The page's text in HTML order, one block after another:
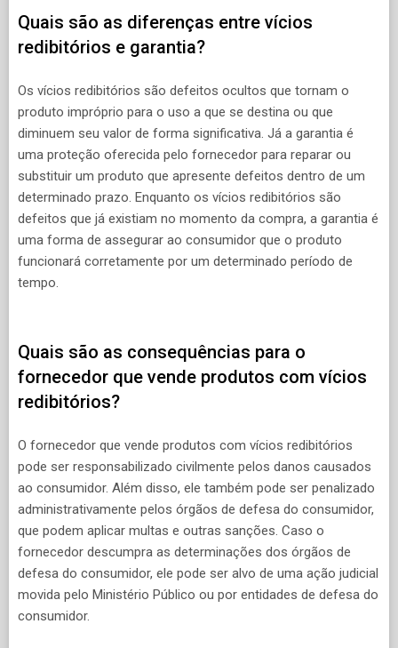
Quais são as diferenças entre vícios
redibitórios e garantia?
Os vícios redibitórios são defeitos ocultos que tornam o
produto impróprio para o uso a que se destina ou que
diminuem seu valor de forma significativa. Já a garantia é
uma proteção oferecida pelo fornecedor para reparar ou
substituir um produto que apresente defeitos dentro de um
determinado prazo. Enquanto os vícios redibitórios são
defeitos que já existiam no momento da compra, a garantia é
uma forma de assegurar ao consumidor que o produto
funcionará corretamente por um determinado período de
tempo.
Quais são as consequências para o
fornecedor que vende produtos com vícios
redibitórios?
O fornecedor que vende produtos com vícios redibitórios
pode ser responsabilizado civilmente pelos danos causados
ao consumidor. Além disso, ele também pode ser penalizado
administrativamente pelos órgãos de defesa do consumidor,
que podem aplicar multas e outras sanções. Caso o
fornecedor descumpra as determinações dos órgãos de
defesa do consumidor, ele pode ser alvo de uma ação judicial
movida pelo Ministério Público ou por entidades de defesa do
consumidor.